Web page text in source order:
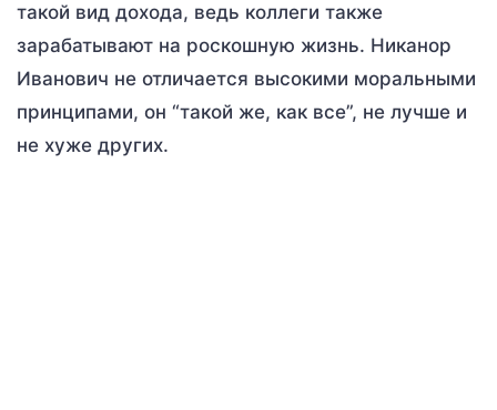
такой вид дохода, ведь коллеги также
зарабатывают на роскошную жизнь. Никанор
Иванович не отличается высокими моральными
принципами, он “такой же, как все”, не лучше и
не хуже других.